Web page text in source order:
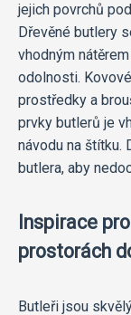
jejich povrchů
Dřevěné butlery
vhodným
odolnosti.
prostředky a
prvky butlerů je
návodu na štítku.
butlera, aby
Inspirace
prostorách
Butleři jsou